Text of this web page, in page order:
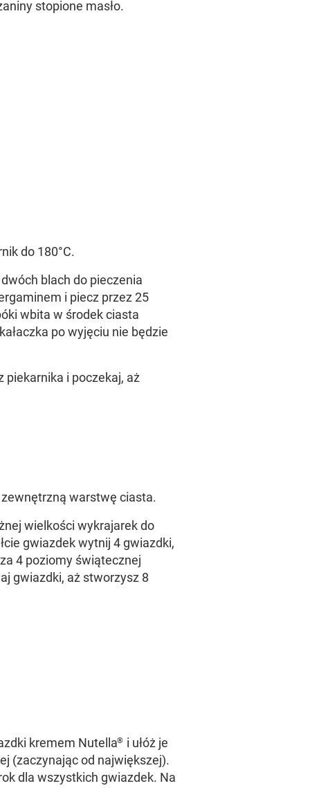
stopione masło.
do 180°C.
blach do pieczenia
i piecz przez 25
wbita w środek ciasta
po wyjęciu nie będzie
piekarnika i poczekaj, aż
warstwę ciasta.
wielkości wykrajarek do
gwiazdek wytnij 4 gwiazdki,
4 poziomy świątecznej
gwiazdki, aż stworzysz 8
kremem Nutella® i ułóż je
(zaczynając od największej).
dla wszystkich gwiazdek. Na